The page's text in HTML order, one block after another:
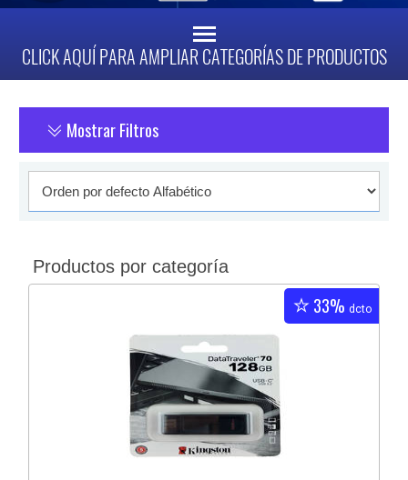
CLICK AQUÍ PARA AMPLIAR CATEGORÍAS DE PRODUCTOS
Mostrar Filtros
Productos por categoría
33% dcto